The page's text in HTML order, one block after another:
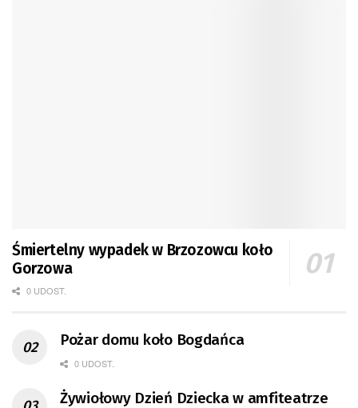
Śmiertelny wypadek w Brzozowcu koło
Gorzowa
0 UDOST.
Pożar domu koło Bogdańca
0 UDOST.
Żywiołowy Dzień Dziecka w amfiteatrze